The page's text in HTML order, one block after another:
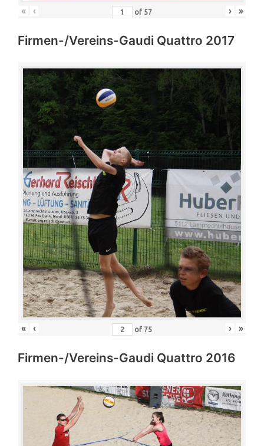
« ‹ of 57 › »
Firmen-/Vereins-Gaudi Quattro 2017
« ‹ of 75 › »
Firmen-/Vereins-Gaudi Quattro 2016